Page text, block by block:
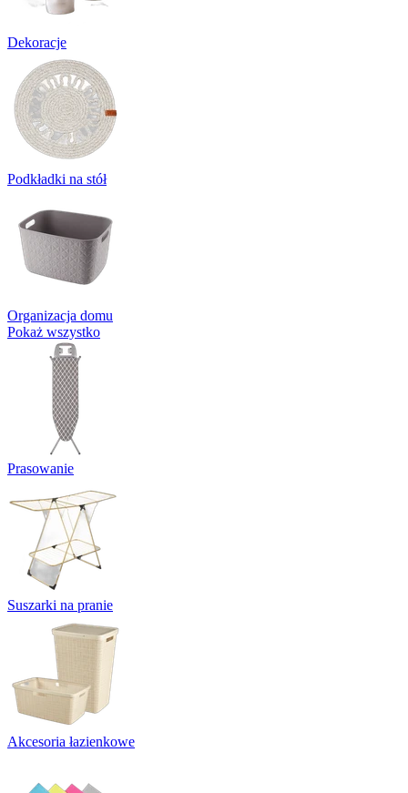
Dekoracje
Podkładki na stół
Organizacja domu
Pokaż wszystko
Prasowanie
Suszarki na pranie
Akcesoria łazienkowe